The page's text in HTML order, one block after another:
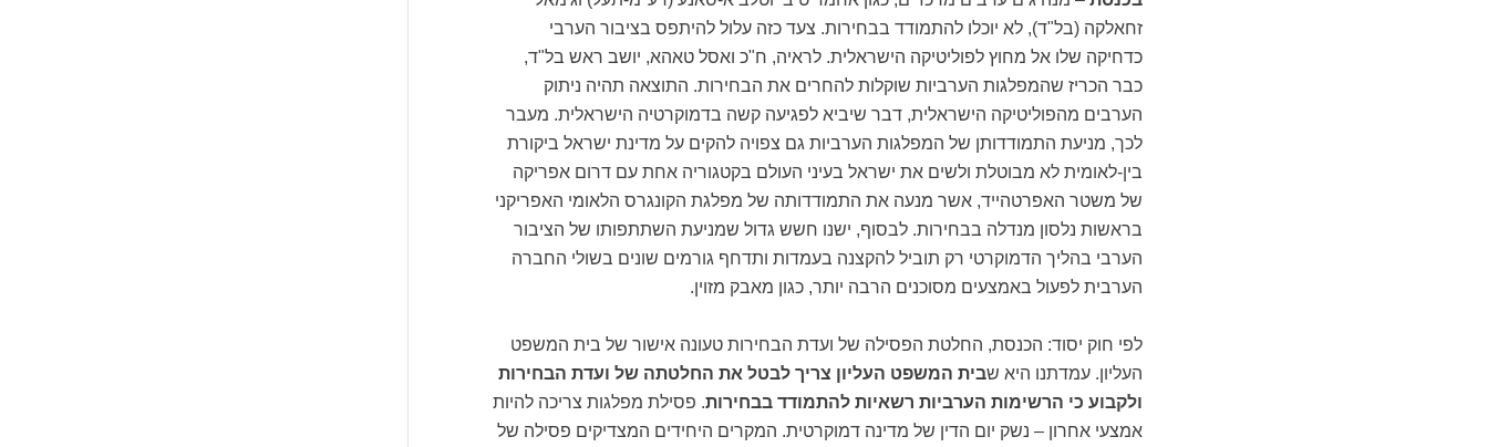
זחאלקה (בל"ד), לא יוכלו להתמודד בבחירות. צעד כזה עלול להיתפס בציבור הערבי
כדחיקה שלו אל מחוץ לפוליטיקה הישראלית. לראיה, ח"כ ואסל טאהא, יושב ראש בל"ד,
כבר הכריז שהמפלגות הערביות שוקלות להחרים את הבחירות. התוצאה תהיה ניתוק
הערבים מהפוליטיקה הישראלית, דבר שיביא לפגיעה קשה בדמוקרטיה הישראלית. מעבר
לכך, מניעת התמודדותן של המפלגות הערביות גם צפויה להקים על מדינת ישראל ביקורת
בין-לאומית לא מבוטלת ולשים את ישראל בעיני העולם בקטגוריה אחת עם דרום אפריקה
של משטר האפרטהייד, אשר מנעה את התמודדותה של מפלגת הקונגרס הלאומי האפריקני
בראשות נלסון מנדלה בבחירות. לבסוף, ישנו חשש גדול שמניעת השתתפותו של הציבור
הערבי בהליך הדמוקרטי רק תוביל להקצנה בעמדות ותדחף גורמים שונים בשולי החברה
הערבית לפעול באמצעים מסוכנים הרבה יותר, כגון מאבק מזוין.
לפי חוק יסוד: הכנסת, החלטת הפסילה של ועדת הבחירות טעונה אישור של בית המשפט
העליון. עמדתנו היא שבית המשפט העליון צריך לבטל את החלטתה של ועדת הבחירות
ולקבוע כי הרשימות הערביות רשאיות להתמודד בבחירות. פסילת מפלגות צריכה להיות
אמצעי אחרון – נשק יום הדין של מדינה דמוקרטית. המקרים היחידים המצדיקים פסילה של